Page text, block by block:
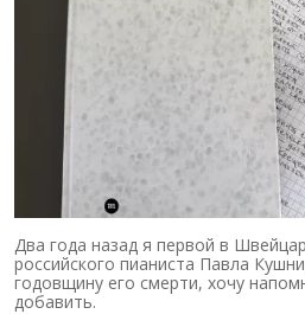
Два года назад я первой в
российского пианиста Павла
годовщину его смерти, хочу
добавить.